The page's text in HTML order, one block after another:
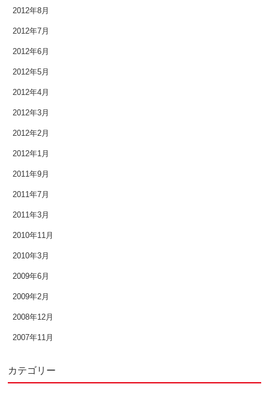
2012年8月
2012年7月
2012年6月
2012年5月
2012年4月
2012年3月
2012年2月
2012年1月
2011年9月
2011年7月
2011年3月
2010年11月
2010年3月
2009年6月
2009年2月
2008年12月
2007年11月
カテゴリー